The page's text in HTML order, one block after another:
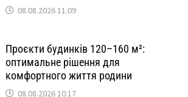
08.08.2026 11:09
Проєкти будинків 120–160 м²:
оптимальне рішення для
комфортного життя родини
08.08.2026 10:17